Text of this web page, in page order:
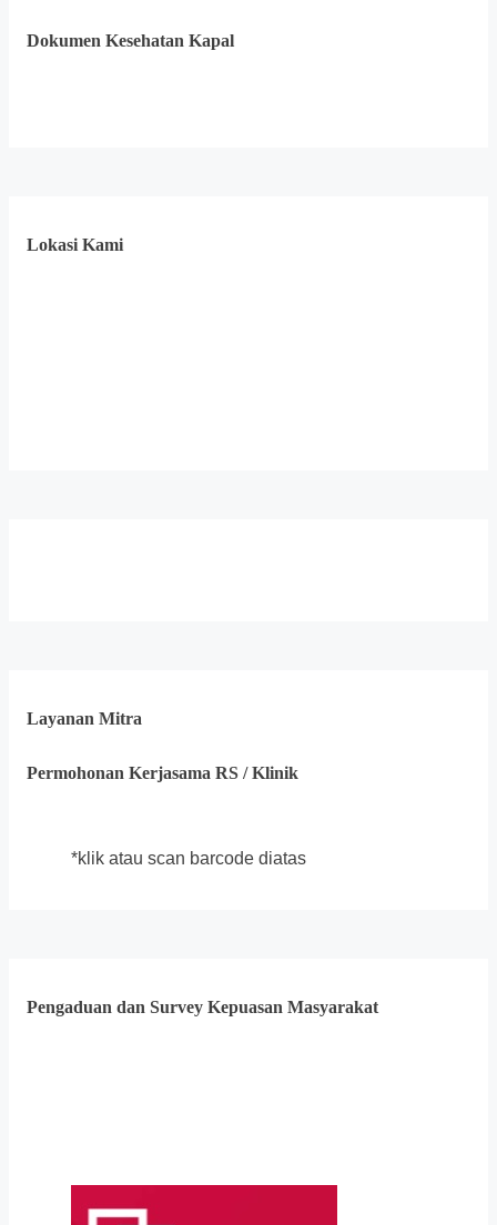
Dokumen Kesehatan Kapal
Lokasi Kami
Layanan Mitra
Permohonan Kerjasama RS / Klinik
*klik atau scan barcode diatas
Pengaduan dan Survey Kepuasan Masyarakat